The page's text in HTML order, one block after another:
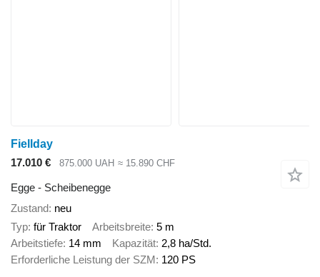
Fiellday
17.010 €
875.000 UAH ≈ 15.890 CHF
Egge - Scheibenegge
Zustand neu
Typ für Traktor Arbeitsbreite 5 m
Arbeitstiefe 14 mm Kapazität 2,8 ha/Std.
Erforderliche Leistung der SZM 120 PS